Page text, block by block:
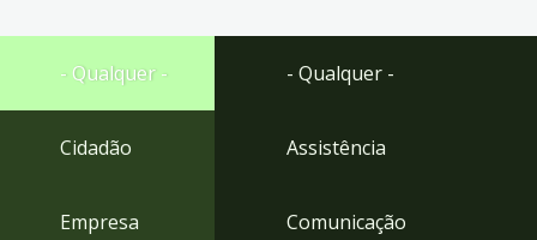
Ir
rodapé
- Qualquer -
Cidadão
Empresa
- Qualquer -
Assistência
Comunicação